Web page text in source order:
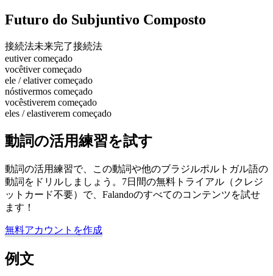
Futuro do Subjuntivo Composto
接続法未来完了接続法
eutiver começado
vocêtiver começado
ele / elativer começado
nóstivermos começado
vocêstiverem começado
eles / elastiverem começado
動詞の活用練習を試す
動詞の活用練習で、この動詞や他のブラジルポルトガル語の
動詞をドリルしましょう。7日間の無料トライアル（クレジ
ットカード不要）で、Falandoのすべてのコンテンツを試せ
ます！
無料アカウントを作成
例文